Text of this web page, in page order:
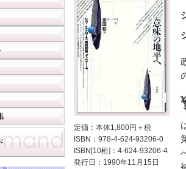
定価：本体1,800円＋税
ISBN：978-4-624-93206-0
ISBN[10桁]：4-624-93206-4
発行日：1990年11月15日